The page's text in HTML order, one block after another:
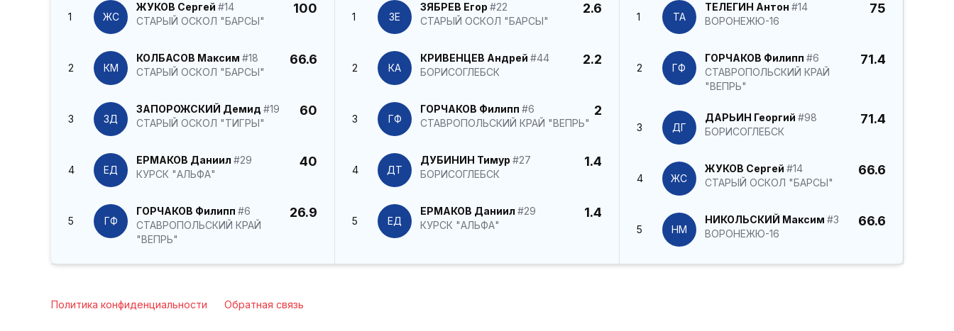
1 ЖС
ЖУКОВ Сергей #14
СТАРЫЙ ОСКОЛ "БАРСЫ"
100
2 КМ
КОЛБАСОВ Максим #18
СТАРЫЙ ОСКОЛ "БАРСЫ"
66.6
3 ЗД
ЗАПОРОЖСКИЙ Демид #19
СТАРЫЙ ОСКОЛ "ТИГРЫ"
60
4 ЕД
ЕРМАКОВ Даниил #29
КУРСК "АЛЬФА"
40
5 ГФ
ГОРЧАКОВ Филипп #6
СТАВРОПОЛЬСКИЙ КРАЙ
"ВЕПРЬ"
26.9
1 ЗЕ
ЗЯБРЕВ Егор#22
СТАРЫЙ ОСКОЛ "БАРСЫ"
2.6
2 КА
КРИВЕНЦЕВ Андрей#44
БОРИСОГЛЕБСК
2.2
3 ГФ
ГОРЧАКОВ Филипп#6
СТАВРОПОЛЬСКИЙ КРАЙ "ВЕПРЬ"
2
4 ДТ
ДУБИНИН Тимур#27
БОРИСОГЛЕБСК
1.4
5 ЕД
ЕРМАКОВ Даниил#29
КУРСК "АЛЬФА"
1.4
1 ТА
ТЕЛЕГИН Антон #14
ВОРОНЕЖЮ-16
75
2 ГФ
ГОРЧАКОВ Филипп #6
СТАВРОПОЛЬСКИЙ КРАЙ
"ВЕПРЬ"
71.4
3 ДГ
ДАРЬИН Георгий #98
БОРИСОГЛЕБСК
71.4
4 ЖС
ЖУКОВ Сергей #14
СТАРЫЙ ОСКОЛ "БАРСЫ"
66.6
5 НМ
НИКОЛЬСКИЙ Максим #3
ВОРОНЕЖЮ-16
66.6
Политика конфиденциальности Обратная связь